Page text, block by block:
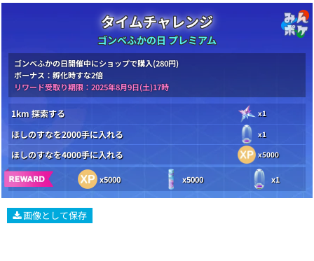
タイムチャレンジ
ゴンベふかの日 プレミアム
ゴンベふかの日開催中にショップで購入(280円)
ボーナス：孵化時すな2倍
リワード受取り期限：2025年8月9日(土)17時
1km 探索する x1
ほしのすなを2000手に入れる x1
ほしのすなを4000手に入れる x5000
x5000 x5000 x1
画像として保存